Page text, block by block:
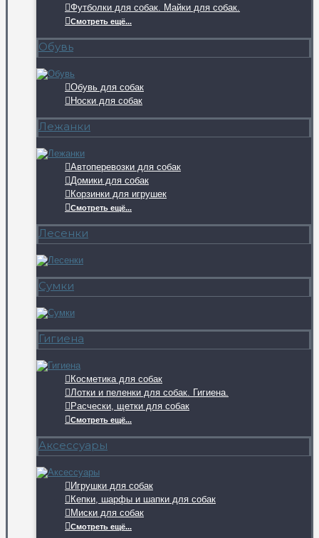
Футболки для собак. Майки для собак.
Смотреть ещё...
Обувь
Обувь для собак
Носки для собак
Лежанки
Автоперевозки для собак
Домики для собак
Корзинки для игрушек
Смотреть ещё...
Лесенки
Сумки
Гигиена
Косметика для собак
Лотки и пеленки для собак. Гигиена.
Расчески, щетки для собак
Смотреть ещё...
Аксессуары
Игрушки для собак
Кепки, шарфы и шапки для собак
Миски для собак
Смотреть ещё...